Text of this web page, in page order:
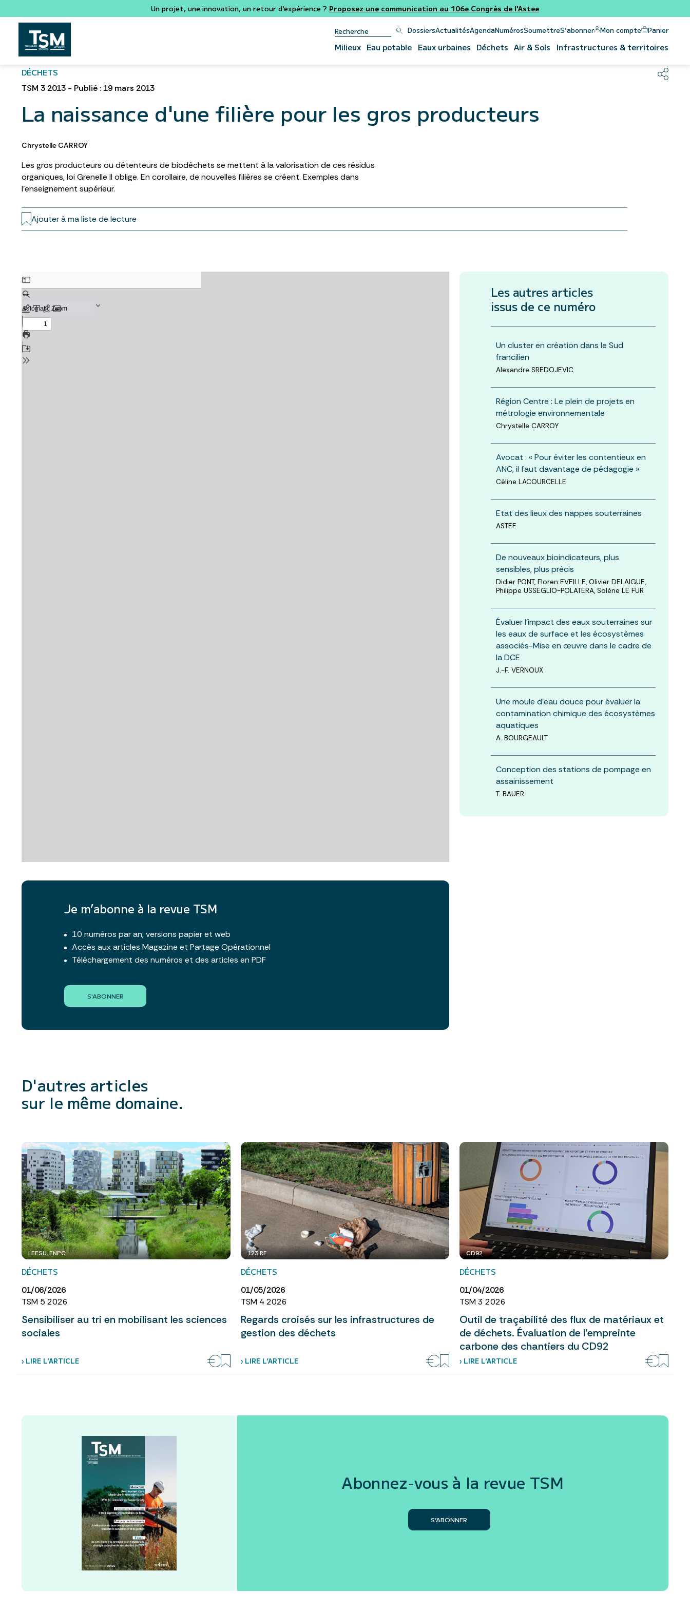
Un projet, une innovation, un retour d'expérience ? Proposez une communication au 106e Congrès de l'Astee
DossiersActualitésAgendaNumérosSoumettreS’abonner Mon compte Panier
Milieux Eau potable Eaux urbaines Déchets Air & Sols Infrastructures & territoires
DÉCHETS
TSM 3 2013 - Publié : 19 mars 2013
La naissance d'une filière pour les gros producteurs
Chrystelle CARROY
Les gros producteurs ou détenteurs de biodéchets se mettent à la valorisation de ces résidus
organiques, loi Grenelle II oblige. En corollaire, de nouvelles filières se créent. Exemples dans
l’enseignement supérieur.
Ajouter à ma liste de lecture
Je m’abonne à la revue TSM
10 numéros par an, versions papier et web
Accès aux articles Magazine et Partage Opérationnel
Téléchargement des numéros et des articles en PDF
S'ABONNER
Les autres articles
issus de ce numéro
Un cluster en création dans le Sud
francilien
Alexandre SREDOJEVIC
Région Centre : Le plein de projets en
métrologie environnementale
Chrystelle CARROY
Avocat : « Pour éviter les contentieux en
ANC, il faut davantage de pédagogie »
Céline LACOURCELLE
Etat des lieux des nappes souterraines
ASTEE
De nouveaux bioindicateurs, plus
sensibles, plus précis
Didier PONT, Floren EVEILLE, Olivier DELAIGUE,
Philippe USSEGLIO-POLATERA, Solène LE FUR
Évaluer l’impact des eaux souterraines sur
les eaux de surface et les écosystèmes
associés-Mise en œuvre dans le cadre de
la DCE
J.-F. VERNOUX
Une moule d’eau douce pour évaluer la
contamination chimique des écosystèmes
aquatiques
A. BOURGEAULT
Conception des stations de pompage en
assainissement
T. BAUER
D'autres articles
sur le même domaine.
LEESU, ENPC
DÉCHETS
01/06/2026
TSM 5 2026
Sensibiliser au tri en mobilisant les sciences
sociales
› LIRE L’ARTICLE
123 RF
DÉCHETS
01/05/2026
TSM 4 2026
Regards croisés sur les infrastructures de
gestion des déchets
› LIRE L’ARTICLE
CD92
DÉCHETS
01/04/2026
TSM 3 2026
Outil de traçabilité des flux de matériaux et
de déchets. Évaluation de l’empreinte
carbone des chantiers du CD92
› LIRE L’ARTICLE
Abonnez-vous à la revue TSM
S’ABONNER